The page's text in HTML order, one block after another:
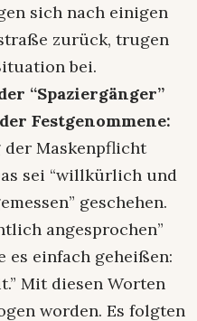
sich nach einigen
zurück, trugen
bei.
“Spaziergänger”
Festgenommene:
der Maskenpflicht
sei “willkürlich und
geschehen.
angesprochen”
es einfach geheißen:
Mit diesen Worten
worden. Es folgten